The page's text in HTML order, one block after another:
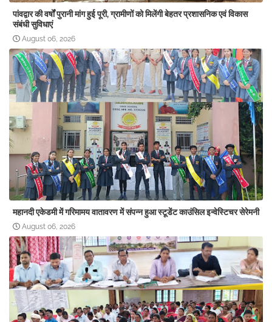
पांवद्वार की वर्षों पुरानी मांग हुई पूरी, ग्रामीणों को मिलेंगी बेहतर प्रशासनिक एवं विकास
संबंधी सुविधाएं
August 06, 2026
महानदी एकेडमी में गरिमामय वातावरण में संपन्न हुआ स्टूडेंट काउंसिल इन्वेस्टिचर सेरेमनी
August 06, 2026